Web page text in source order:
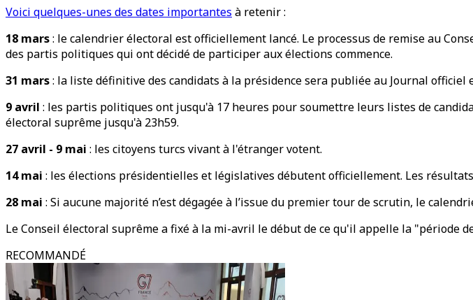
Voici quelques-unes des dates importantes à retenir :
18 mars: le calendrier électoral est officiellement lancé. Le processus de remise au
des partis politiques qui ont décidé de participer aux élections commence.
31 mars: la liste définitive des candidats à la présidence sera publiée au Journal
9 avril : les partis politiques ont jusqu'à 17 heures pour soumettre leurs listes de
électoral suprême jusqu'à 23h59.
27 avril - 9 mai : les citoyens turcs vivant à l'étranger votent.
14 mai : les élections présidentielles et législatives débutent officiellement. Les
28 mai : Si aucune majorité n’est dégagée à l’issue du premier tour de scrutin, le
Le Conseil électoral suprême a fixé à la mi-avril le début de ce qu'il appelle la
RECOMMANDÉ